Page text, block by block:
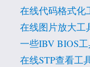
在线代码格式化
在线图片放大工
一些IBV BIOS
在线STP查看工